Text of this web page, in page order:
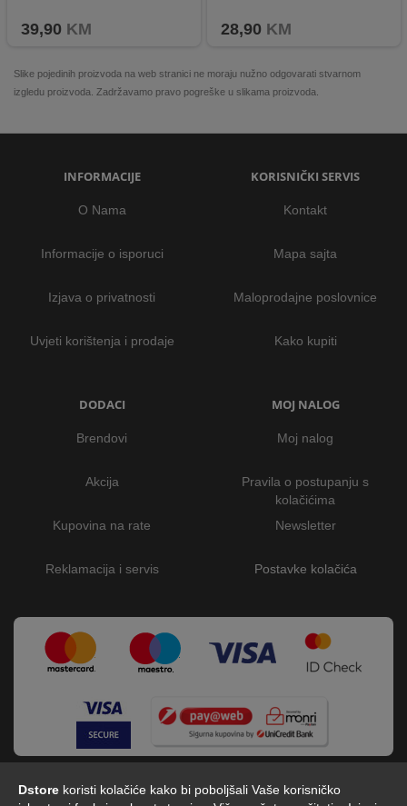
Dstore koristi kolačiće kako bi poboljšali Vaše korisničko
39,90 KM 28,90 KM
Slike pojedinih proizvoda na web stranici ne moraju nužno odgovarati stvarnom
izgledu proizvoda. Zadržavamo pravo pogreške u slikama proizvoda.
INFORMACIJE
O Nama
Informacije o isporuci
Izjava o privatnosti
Uvjeti korištenja i prodaje
KORISNIČKI SERVIS
Kontakt
Mapa sajta
Maloprodajne poslovnice
Kako kupiti
DODACI
Brendovi
Akcija
Kupovina na rate
Reklamacija i servis
MOJ NALOG
Moj nalog
Pravila o postupanju s
kolačićima
Newsletter
Postavke kolačića